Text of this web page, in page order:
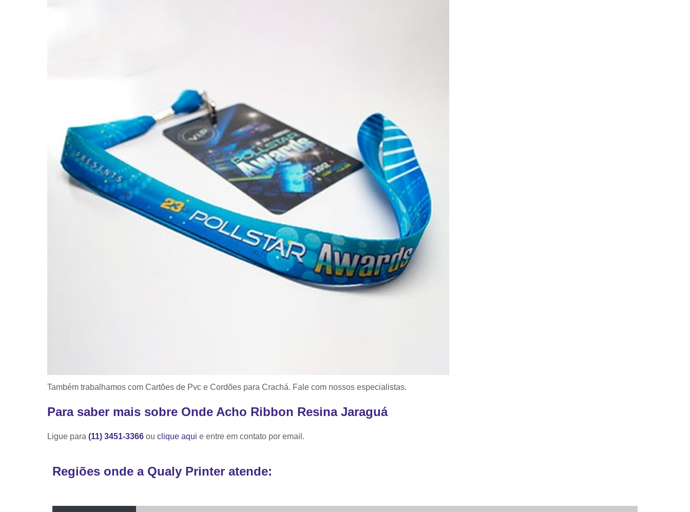
Crachás Personalizados para Eventos Rio de Janeiro
Impressora Datacard
Impressora de Crachá
Impressora de Etiquetas Argox
Impressora Zebra
Porta Crachá Conjugado
Porta Crachá Plástico
Porta Crachá Transparente
Ribbon Colorido
Ribbon Fargo
Ribbon Resina
Ribbon para Impressora Zebra
Ribbon de Impressoras Pará
Ribbon para Impressora Térmica Rio de Janeiro
Também trabalhamos com Cartões de Pvc e Cordões para Crachá. Fale com nossos especialistas.
Para saber mais sobre Onde Acho Ribbon Resina Jaraguá
Ligue para (11) 3451-3366 ou clique aqui e entre em contato por email.
Regiões onde a Qualy Printer atende: